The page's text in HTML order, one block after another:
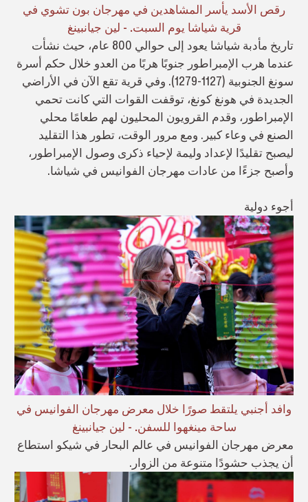
رقص الأسد يأسر المشاهدين في مهرجان بون تشوي في
قرية شياشا يوم السبت. - لين جيانبينغ
تاريخ مأدبة شياشا يعود إلى حوالي 800 عام، حيث نشأت
عندما هرب الإمبراطور جنوبًا هربًا من العدو خلال حكم أسرة
سونغ الجنوبية (1127-1279). وفي قرية تقع الآن في الأراضي
الجديدة في هونغ كونغ، توقفت القوات التي كانت تحمي
الإمبراطور، وقدم القرويون المحليون لهم طعامًا محلي
الصنع في وعاء كبير. ومع مرور الوقت، تطور هذا التقليد
ليصبح تقليدًا لإعداد وليمة لإحياء ذكرى وصول الإمبراطور،
وأصبح جزءًا من عادات مهرجان الفوانيس في شياشا.
أجوء دولية
وافد أجنبي يلتقط صورًا خلال معرض مهرجان الفوانيس في
ساحة مينغهوا للسفن. - لين جيانبينغ
معرض مهرجان الفوانيس في عالم البحار في شيكو استطاع
أن يجذب حشودًا متنوعة من الزوار.